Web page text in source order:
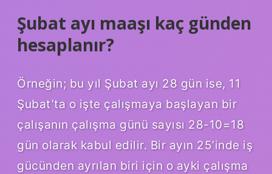
Şubat ayı maaşı kaç günden
hesaplanır?
Örneğin; bu yıl Şubat ayı 28 gün ise, 11
Şubat’ta o işte çalışmaya başlayan bir
çalışanın çalışma günü sayısı 28-10=18
gün olarak kabul edilir. Bir ayın 25’inde iş
gücünden ayrılan biri için o ayki çalışma